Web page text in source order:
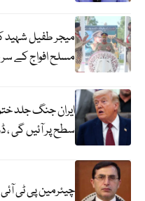
مسلح افواج کے
ایران جنگ جلد
سطح پر آئیں گی ،
چیئرمین پی ٹی آئی